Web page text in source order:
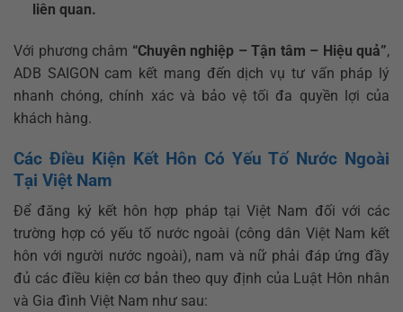
liên quan.
Với phương châm “Chuyên nghiệp – Tận tâm – Hiệu quả”,
ADB SAIGON cam kết mang đến dịch vụ tư vấn pháp lý
nhanh chóng, chính xác và bảo vệ tối đa quyền lợi của
khách hàng.
Các Điều Kiện Kết Hôn Có Yếu Tố Nước Ngoài
Tại Việt Nam
Để đăng ký kết hôn hợp pháp tại Việt Nam đối với các
trường hợp có yếu tố nước ngoài (công dân Việt Nam kết
hôn với người nước ngoài), nam và nữ phải đáp ứng đầy
đủ các điều kiện cơ bản theo quy định của Luật Hôn nhân
và Gia đình Việt Nam như sau: